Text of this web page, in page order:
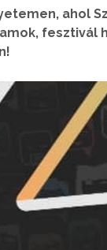
ahol
fesztivál